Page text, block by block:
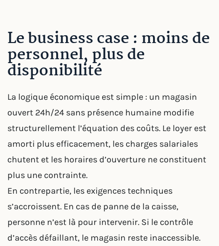
Le business case : moins de
personnel, plus de
disponibilité
La logique économique est simple : un magasin
ouvert 24h/24 sans présence humaine modifie
structurellement l’équation des coûts. Le loyer est
amorti plus efficacement, les charges salariales
chutent et les horaires d’ouverture ne constituent
plus une contrainte.
En contrepartie, les exigences techniques
s’accroissent. En cas de panne de la caisse,
personne n’est là pour intervenir. Si le contrôle
d’accès défaillant, le magasin reste inaccessible.